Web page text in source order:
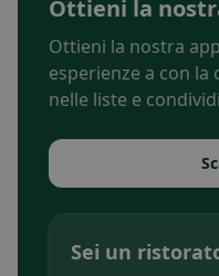
Ottieni la
Ottieni la nostra
esperienze a con
nelle liste e
Sei un